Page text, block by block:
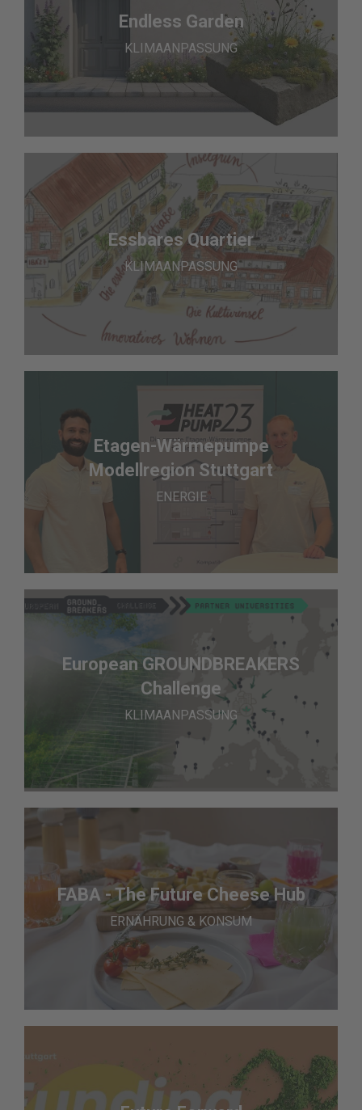
Endless Garden
KLIMAANPASSUNG
Essbares Quartier
KLIMAANPASSUNG
Etagen-Wärmepumpe
Modellregion Stuttgart
ENERGIE
European GROUNDBREAKERS
Challenge
KLIMAANPASSUNG
FABA - The Future Cheese Hub
ERNÄHRUNG & KONSUM